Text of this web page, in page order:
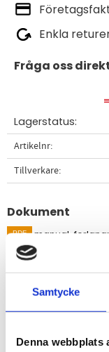
Samtycke
Denna webbplats
Enkla
Fråga oss
Lagerstatus
Artikelnr
Tillverkare
Dokument
manual-
Visa alla
Beskrivning